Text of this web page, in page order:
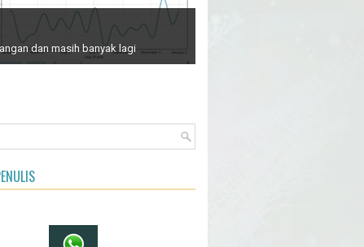
dan masih banyak lagi